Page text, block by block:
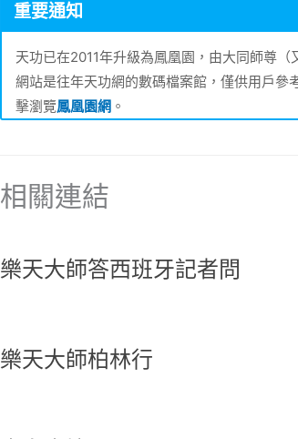
重要通知
天功已在2011年升級為鳳凰園，由大同師尊
網站是往年天功網的數碼檔案館，僅供用戶
擊瀏覽鳳凰園網 。
相關連結
樂天大師答西班牙記者問
樂天大師柏林行